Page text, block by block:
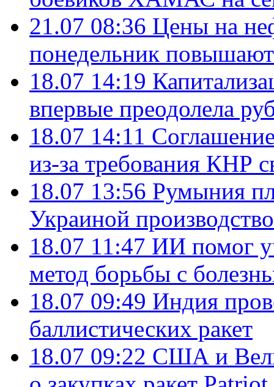
21.07 08:36 Цены на
понедельник
18.07 14:19
впервые преодолела
18.07 14:11
из-за требования КНР
18.07 13:56 Румыния
Украиной
18.07 11:47 ИИ помог
метод борьбы с
18.07 09:49 Индия
баллистических ракет
18.07 09:22 США и